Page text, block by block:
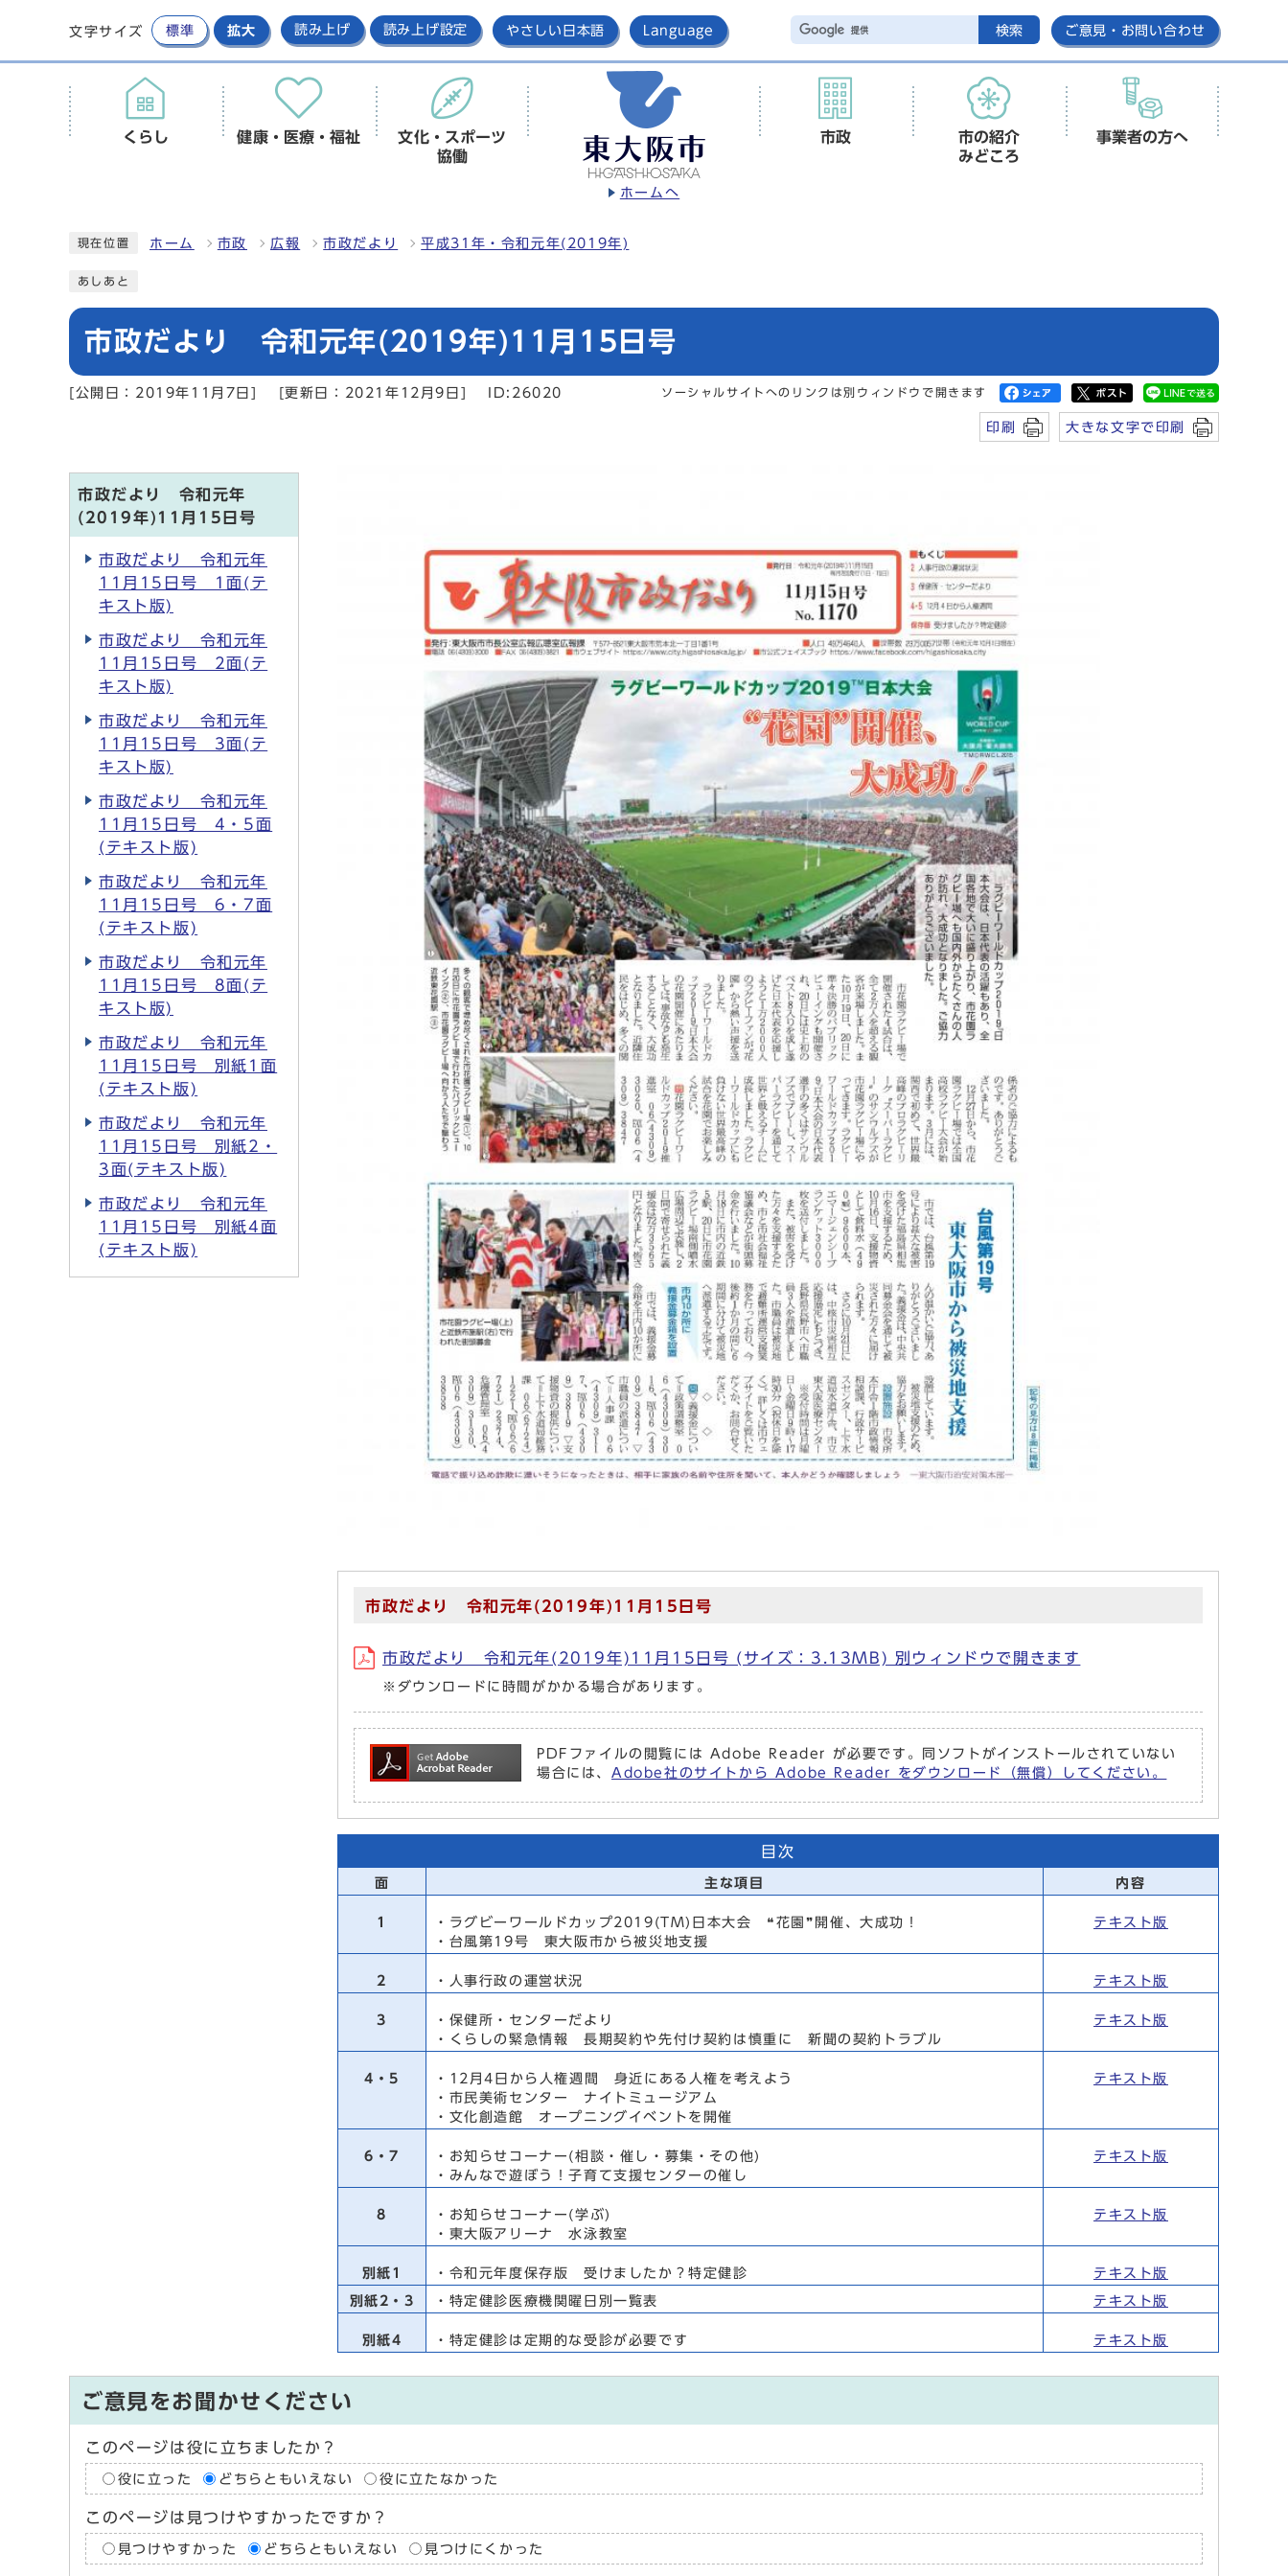
文字サイズ 標準 拡大 読み上げ 読み上げ設定 やさしい日本語 Language 検索 ご意見・お問い合わせ
ホームへ
くらし 健康・医療・福祉
文化・スポーツ
協働
市政
市の紹介
みどころ
事業者の方へ
現在位置 ホーム 市政 広報 市政だより 平成31年・令和元年(2019年)
あしあと
市政だより 令和元年(2019年)11月15日号
[公開日：2019年11月7日] [更新日：2021年12月9日] ID:26020 ソーシャルサイトへのリンクは別ウィンドウで開きます
印刷 大きな文字で印刷
市政だより 令和元年(2019年)11月15日号
市政だより 令和元年(2019年)11月15日号 (サイズ：3.13MB) 別ウィンドウで開きます
※ダウンロードに時間がかかる場合があります。
PDFファイルの閲覧には Adobe Reader が必要です。同ソフトがインストールされていない
場合には、 Adobe社のサイトから Adobe Reader をダウンロード（無償）してください。
目次
面 主な項目 内容
1
・ラグビーワールドカップ2019(TM)日本大会 ❝花園❞開催、大成功！
・台風第19号 東大阪市から被災地支援
テキスト版
2 ・人事行政の運営状況 テキスト版
3
・保健所・センターだより
・くらしの緊急情報 長期契約や先付け契約は慎重に 新聞の契約トラブル
テキスト版
4・5
・12月4日から人権週間 身近にある人権を考えよう
・市民美術センター ナイトミュージアム
・文化創造館 オープニングイベントを開催
テキスト版
6・7
・お知らせコーナー(相談・催し・募集・その他)
・みんなで遊ぼう！子育て支援センターの催し
テキスト版
8
・お知らせコーナー(学ぶ)
・東大阪アリーナ 水泳教室
テキスト版
別紙1 ・令和元年度保存版 受けましたか？特定健診 テキスト版
別紙2・3 ・特定健診医療機関曜日別一覧表 テキスト版
別紙4 ・特定健診は定期的な受診が必要です テキスト版
市政だより 令和元年
(2019年)11月15日号
市政だより 令和元年
11月15日号 1面(テ
キスト版)
市政だより 令和元年
11月15日号 2面(テ
キスト版)
市政だより 令和元年
11月15日号 3面(テ
キスト版)
市政だより 令和元年
11月15日号 4・5面
(テキスト版)
市政だより 令和元年
11月15日号 6・7面
(テキスト版)
市政だより 令和元年
11月15日号 8面(テ
キスト版)
市政だより 令和元年
11月15日号 別紙1面
(テキスト版)
市政だより 令和元年
11月15日号 別紙2・
3面(テキスト版)
市政だより 令和元年
11月15日号 別紙4面
(テキスト版)
ご意見をお聞かせください
このページは役に立ちましたか？
役に立った どちらともいえない 役に立たなかった
このページは見つけやすかったですか？
見つけやすかった どちらともいえない 見つけにくかった